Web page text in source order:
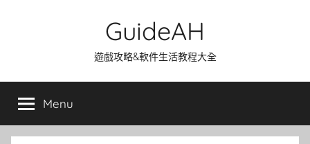
GuideAH
遊戲攻略&軟件生活教程大全
Menu